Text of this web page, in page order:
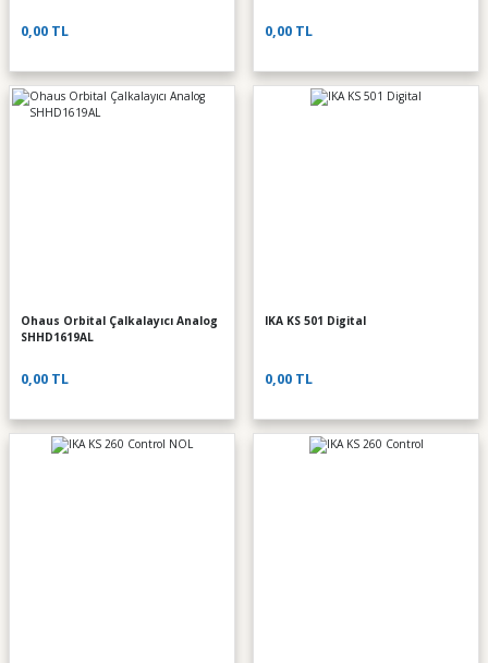
0,00 TL 0,00 TL
Ohaus Orbital Çalkalayıcı Analog
SHHD1619AL
0,00 TL
IKA KS 501 Digital
0,00 TL